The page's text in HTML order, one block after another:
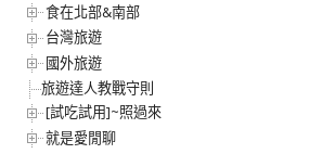
食在北部&南部
台灣旅遊
國外旅遊
旅遊達人教戰守則
[試吃試用]~照過來
就是愛閒聊